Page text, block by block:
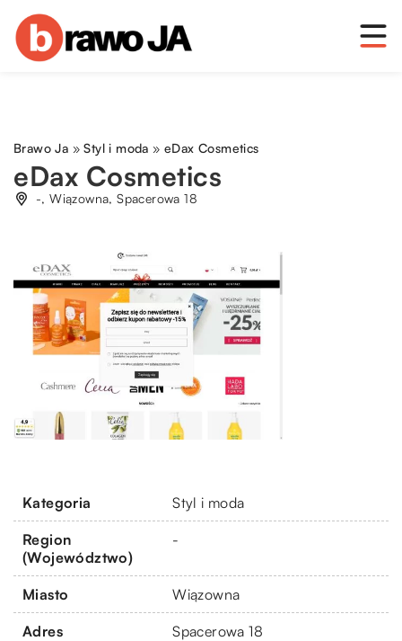
Brawo Ja »Styl i moda »eDax Cosmetics
eDax Cosmetics
-, Wiązowna, Spacerowa 18
Kategoria Styl i moda
Region
(Województwo)
-
Miasto Wiązowna
Adres Spacerowa 18